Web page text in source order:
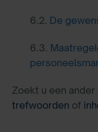
6.2. De
6.3.
Zoekt u een
trefwoorden of